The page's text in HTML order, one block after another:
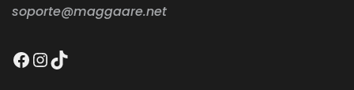
soporte@maggaare.net
Facebook
Instagram
TikTok